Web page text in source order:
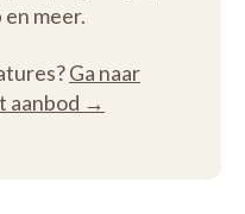
meer.
Ga naar
aanbod →